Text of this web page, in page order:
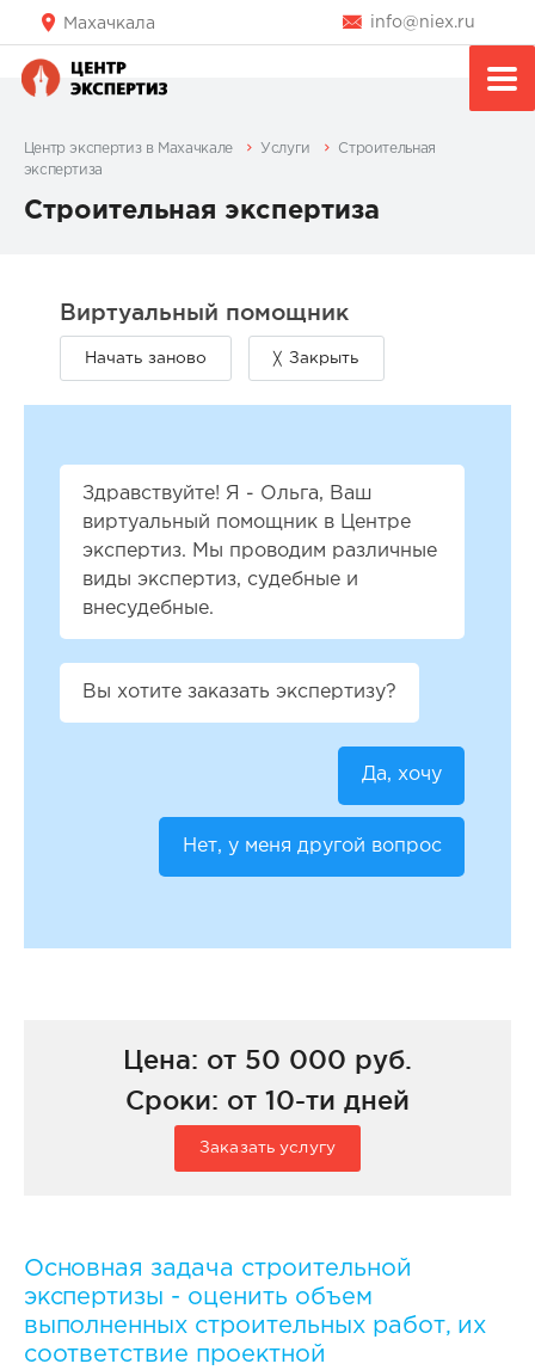
Махачкала info@niex.ru
Центр экспертиз в Махачкале Услуги
Строительная
экспертиза
Строительная экспертиза
Здравствуйте! Я - Ольга, Ваш
виртуальный помощник в Центре
экспертиз. Мы проводим различные
виды экспертиз, судебные и
внесудебные.
Вы хотите заказать экспертизу?
Да, хочу
Нет, у меня другой вопрос
Цена: от 50 000 руб.
Сроки: от 10-ти дней
Заказать услугу
Основная задача строительной
экспертизы - оценить объем
выполненных строительных работ, их
соответствие проектной